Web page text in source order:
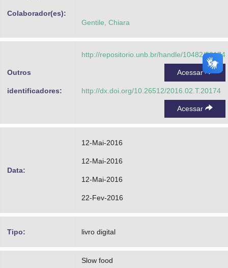
Colaborador(es):
Gentile, Chiara
Outros
identificadores:
http://repositorio.unb.br/handle/10482/20174
Acessar
http://dx.doi.org/10.26512/2016.02.T.20174
Acessar
Data:
12-Mai-2016
12-Mai-2016
12-Mai-2016
22-Fev-2016
Tipo: livro digital
Slow food